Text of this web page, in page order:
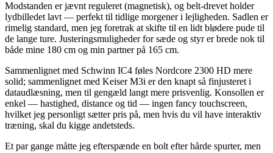
Modstanden er jævnt reguleret (magnetisk), og belt-drevet holder
lydbilledet lavt — perfekt til tidlige morgener i lejligheden. Sadlen er
rimelig standard, men jeg foretrak at skifte til en lidt blødere pude til
de lange ture. Justeringsmuligheder for sæde og styr er brede nok til
både mine 180 cm og min partner på 165 cm.
Sammenlignet med Schwinn IC4 føles Nordcore 2300 HD mere
solid; sammenlignet med Keiser M3i er den knapt så finjusteret i
dataudlæsning, men til gengæld langt mere prisvenlig. Konsollen er
enkel — hastighed, distance og tid — ingen fancy touchscreen,
hvilket jeg personligt sætter pris på, men hvis du vil have interaktiv
træning, skal du kigge andetsteds.
Et par gange måtte jeg efterspænde en bolt efter hårde spurter, men